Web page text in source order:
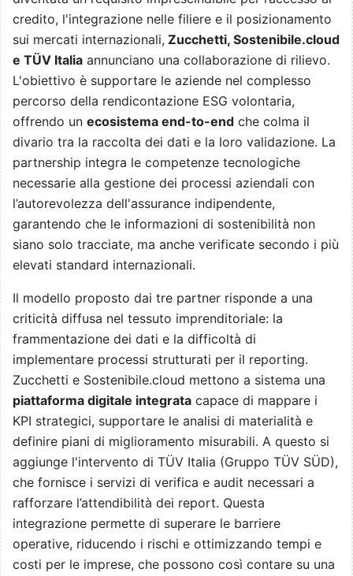
credito, l'integrazione nelle filiere e il posizionamento
sui mercati internazionali, Zucchetti, Sostenibile.cloud
e TÜV Italia annunciano una collaborazione di rilievo.
L'obiettivo è supportare le aziende nel complesso
percorso della rendicontazione ESG volontaria,
offrendo un ecosistema end-to-end che colma il
divario tra la raccolta dei dati e la loro validazione. La
partnership integra le competenze tecnologiche
necessarie alla gestione dei processi aziendali con
l’autorevolezza dell'assurance indipendente,
garantendo che le informazioni di sostenibilità non
siano solo tracciate, ma anche verificate secondo i più
elevati standard internazionali.
Il modello proposto dai tre partner risponde a una
criticità diffusa nel tessuto imprenditoriale: la
frammentazione dei dati e la difficoltà di
implementare processi strutturati per il reporting.
Zucchetti e Sostenibile.cloud mettono a sistema una
piattaforma digitale integrata capace di mappare i
KPI strategici, supportare le analisi di materialità e
definire piani di miglioramento misurabili. A questo si
aggiunge l'intervento di TÜV Italia (Gruppo TÜV SÜD),
che fornisce i servizi di verifica e audit necessari a
rafforzare l’attendibilità dei report. Questa
integrazione permette di superare le barriere
operative, riducendo i rischi e ottimizzando tempi e
costi per le imprese, che possono così contare su una